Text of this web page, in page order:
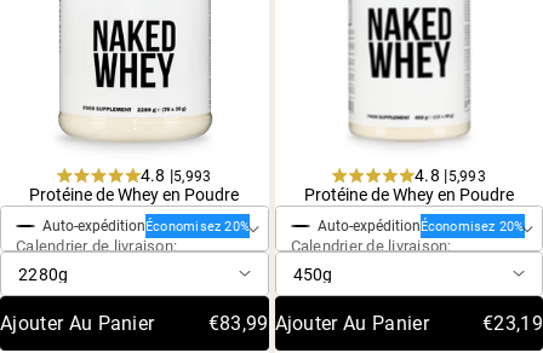
Noté
4,8
sur
5
4.8 |5,993
Protéine de Whey en Poudre
Achat ponctuel
Auto-expéditionÉconomisez 20%
Calendrier de livraison:
Ajouter Au Panier €83,99
Noté
4,8
sur
5
4.8 |5,993
Protéine de Whey en Poudre
Achat ponctuel
Auto-expéditionÉconomisez 20%
Calendrier de livraison:
Ajouter Au Panier €23,19